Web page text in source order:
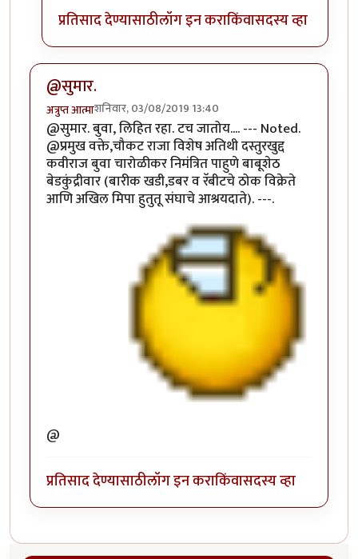
प्रतिसाद देण्यासाठीलॉग इन कराकिंवासदस्य व्हा
@सुमार.
अत्रुप्त आत्माशनिवार, 03/08/2019 13:40
@सुमार. बुवा, लिहित रहा. टच जातोय.... --- Noted.
@प्रमुख वक्ते,चौकट राजा विशेष अतिथी दस्तुरखुद्द
कवीराज बुवा चारोळीकर निमंत्रित पाहुणे बाबूशेठ
बेडकुंद्रीवार (बारीक खडी,डबर व रॅबीटचे ठोक विक्रेते
आणि अखिल मिपा हुतुतू संघाचे आश्रयदाते). ---.
@
प्रतिसाद देण्यासाठीलॉग इन कराकिंवासदस्य व्हा